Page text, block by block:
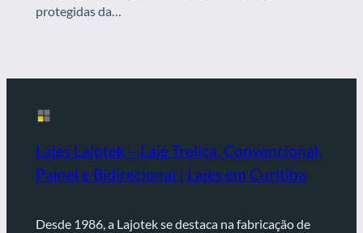
protegidas da…
Lajes Lajotek – Laje Treliça, Convencional,
Painel e Bidirecionai | Lajes em Curitiba
Desde 1986, a Lajotek se destaca na fabricação de